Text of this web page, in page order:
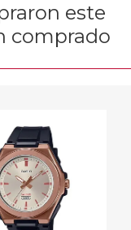
este
comprado